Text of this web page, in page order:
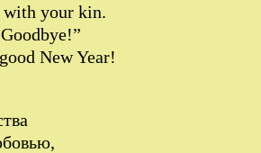
your kin.
New Year!